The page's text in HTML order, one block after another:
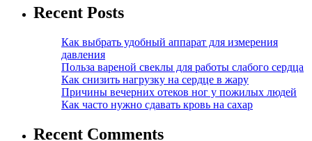
Recent Posts
Как выбрать удобный аппарат для измерения
давления
Польза вареной свеклы для работы слабого сердца
Как снизить нагрузку на сердце в жару
Причины вечерних отеков ног у пожилых людей
Как часто нужно сдавать кровь на сахар
Recent Comments